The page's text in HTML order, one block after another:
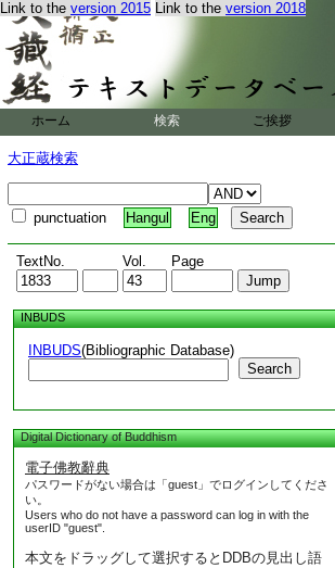
Link to the version 2015 Link to the version 2018
ホーム 検索 ご挨拶
大正蔵検索
punctuation Hangul Eng
TextNo. Vol. Page
INBUDS
INBUDS(Bibliographic Database)
Search
Digital Dictionary of Buddhism
電子佛教辭典
パスワードがない場合は「guest」でログインしてくださ
い。
Users who do not have a password can log in with the
userID "guest".
本文をドラッグして選択するとDDBの見出し語